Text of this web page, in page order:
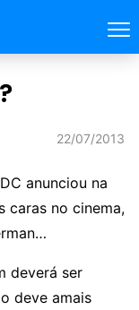
22/07/2013
anunciou na
caras no cinema,
deverá ser
deve amais